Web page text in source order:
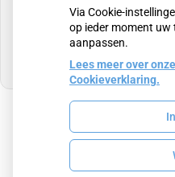
U heeft geen
externe inhoud die
Cookie-
Uw Zorg
Via Cookie-
op ieder moment
aanpassen.
Lees meer over
Cookieverklaring.